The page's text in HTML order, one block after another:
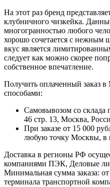
На этот раз бренд
клубничного чизкейка.
многогранностью любого
хорошо сочетается с нежным
вкус является
следует как можно скорее
собственное впечатление.
Получить оплаченный заказ
способами:
Самовывозом со склада
46 стр. 13, Москва,
При заказе от 15 000
любую точку Москвы, в
Доставка в регионы РФ
компаниями ПЭК, Деловые
Минимальная сумма заказа:
терминала транспортной